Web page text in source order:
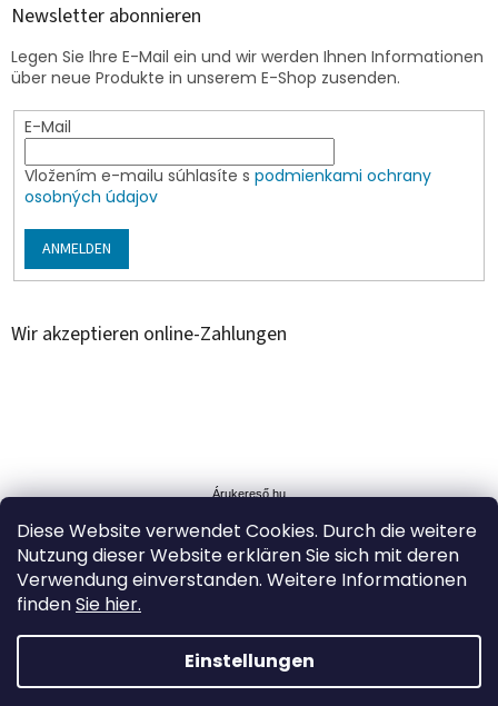
Diese Website verwendet Cookies. Durch die weitere
Nutzung dieser Website erklären Sie sich mit deren
Verwendung einverstanden. Weitere Informationen
findenSie hier.
Einstellungen
Newsletter abonnieren
Legen Sie Ihre E-Mail ein und wir werden Ihnen Informationen
über neue Produkte in unserem E-Shop zusenden.
E-Mail
Vložením e-mailu súhlasíte s podmienkami ochrany
osobných údajov
ANMELDEN
Wir akzeptieren online-Zahlungen
u
e
r
e
Árukereső.hu
Erstellt von Shoptet